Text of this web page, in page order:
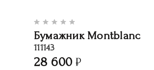
Бумажник Montblanc
111143
28 600